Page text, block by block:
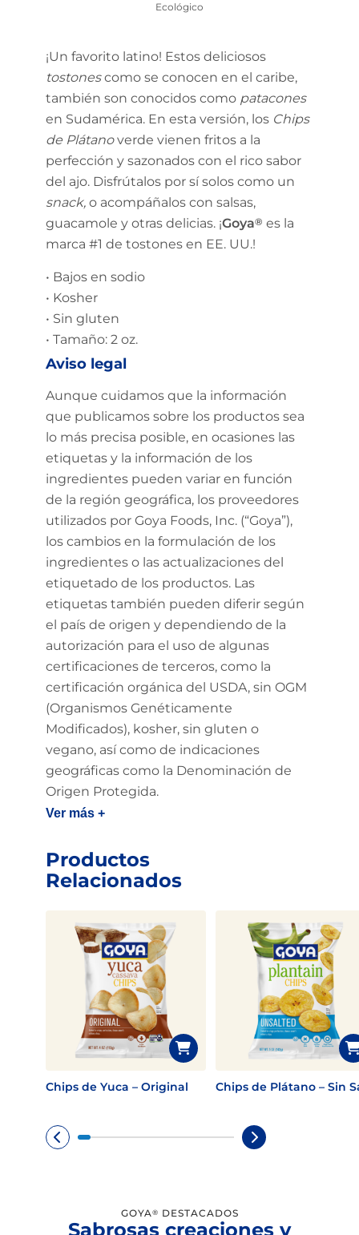
Ecológico
¡Un favorito latino! Estos deliciosos
tostonescomo se conocen en el caribe,
también son conocidos como patacones
en Sudamérica. En esta versión, los Chips
de Plátanoverde vienen fritos a la
perfección y sazonados con el rico sabor
del ajo. Disfrútalos por sí solos como un
snack,o acompáñalos con salsas,
guacamole y otras delicias. ¡Goya® es la
marca #1 de tostones en EE. UU.!
• Bajos en sodio
• Kosher
• Sin gluten
• Tamaño: 2 oz.
Aviso legal
Aunque cuidamos que la información
que publicamos sobre los productos sea
lo más precisa posible, en ocasiones las
etiquetas y la información de los
ingredientes pueden variar en función
de la región geográfica, los proveedores
utilizados por Goya Foods, Inc. (“Goya”),
los cambios en la formulación de los
ingredientes o las actualizaciones del
etiquetado de los productos. Las
etiquetas también pueden diferir según
el país de origen y dependiendo de la
autorización para el uso de algunas
certificaciones de terceros, como la
certificación orgánica del USDA, sin OGM
(Organismos Genéticamente
Modificados), kosher, sin gluten o
vegano, así como de indicaciones
geográficas como la Denominación de
Origen Protegida.
Ver más +
Productos
Relacionados
Chips de Yuca – Original Chips de Plátano – Sin
GOYA® DESTACADOS
Sabrosas creaciones y